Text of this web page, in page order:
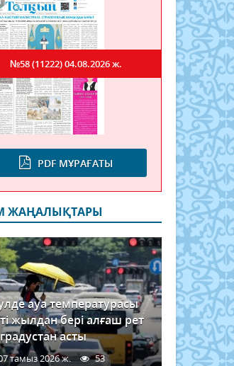
PDF МҰРАҒАТЫ
№58 (11222)04.08.2026 ж.
ЖАҢАЛЫҚТАРЫ
ауа температурасы
жылдан бері алғаш рет
асты
тамыз 2026 ж. 53